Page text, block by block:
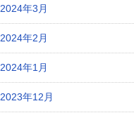
2024年3月
2024年2月
2024年1月
2023年12月